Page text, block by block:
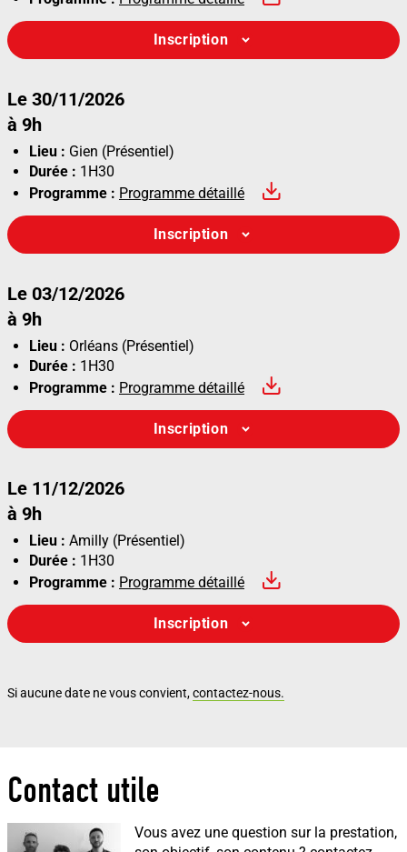
Inscription
Le 30/11/2026
à 9h
Lieu : Gien (Présentiel)
Durée : 1H30
Programme : Programme détaillé
Inscription
Le 03/12/2026
à 9h
Lieu : Orléans (Présentiel)
Durée : 1H30
Programme : Programme détaillé
Inscription
Le 11/12/2026
à 9h
Lieu : Amilly (Présentiel)
Durée : 1H30
Programme : Programme détaillé
Inscription
Si aucune date ne vous convient,contactez-nous.
Contact utile
Vous avez une question sur la prestation,